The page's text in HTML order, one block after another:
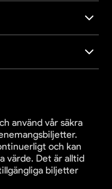
använd vår säkra
och kan
värde. Det är alltid
biljetter